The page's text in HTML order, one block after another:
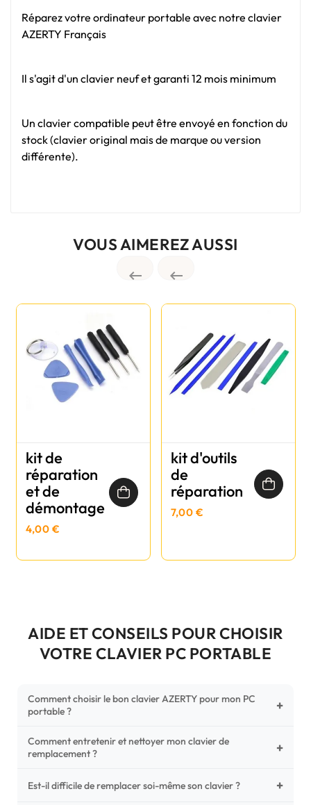
Réparez votre ordinateur portable avec notre clavier
AZERTY Français
Il s'agit d'un clavier neuf et garanti 12 mois minimum
Un clavier compatible peut être envoyé en fonction du
stock (clavier original mais de marque ou version
différente).
VOUS AIMEREZ AUSSI
 
kit de
réparation
et de
démontage
4,00 €
kit d'outils
de
réparation
7,00 €
AIDE ET CONSEILS POUR CHOISIR
VOTRE CLAVIER PC PORTABLE
Comment choisir le bon clavier AZERTY pour mon PC
portable ?
+
Pour ne pas vous tromper, vérifiez trois points critiques sur
votre clavier d'origine : la disposition (AZERTY Français), la
photos HD) et l'emplacement des fixations (vis ou clips) au
Comment entretenir et nettoyer mon clavier de
remplacement ?
+
Un entretien régulier prolonge la vie de vos touches.
Est-il difficile de remplacer soi-même son clavier ? +